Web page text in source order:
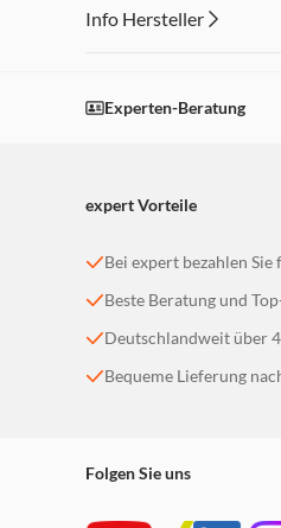
Info Hersteller
Einstellungen
Experten-Beratung
expert Vorteile
Bei expert bezahlen
Beste Beratung und
Deutschlandweit über
Bequeme Lieferung
Folgen Sie uns